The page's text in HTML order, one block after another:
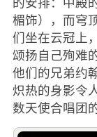
楣饰），而穹
们坐在云冠上
颂扬自己殉难
他们的兄弟约
炽热的身影令
数天使合唱团